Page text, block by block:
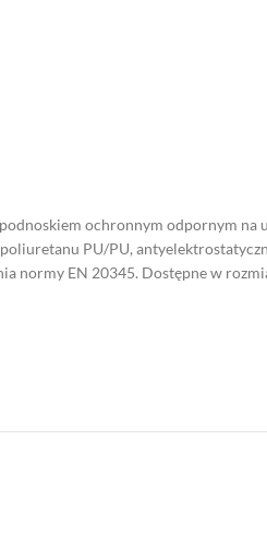
ochronnym odpornym
PU/PU,
normy EN 20345. Dostępne w